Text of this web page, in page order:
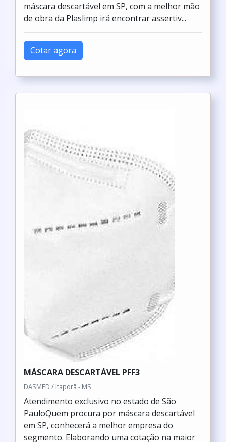
máscara descartável em SP, com a melhor mão
de obra da Plaslimp irá encontrar assertiv...
Cotar agora
MÁSCARA DESCARTÁVEL PFF3
DASMED / Itaporã - MS
Atendimento exclusivo no estado de São
PauloQuem procura por máscara descartável
em SP, conhecerá a melhor empresa do
segmento. Elaborando uma cotação na maior